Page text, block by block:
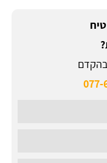
בהקדם
077-